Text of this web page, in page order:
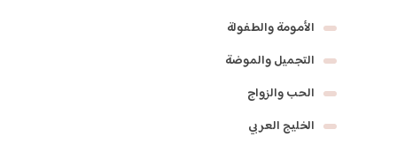
الأمومة والطفولة
التجميل والموضة
الحب والزواج
الخليج العربي